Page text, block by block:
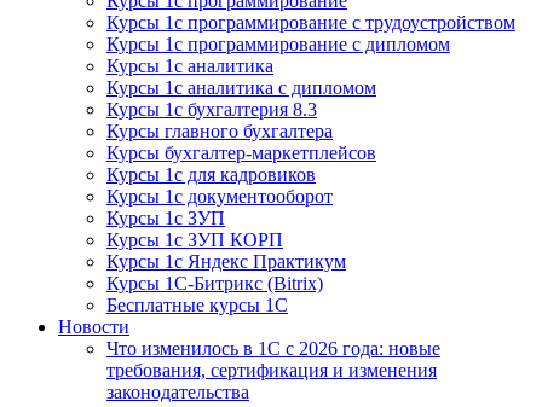
Курсы 1с программирование с трудоустройством
Курсы 1с программирование с дипломом
Курсы 1с аналитика
Курсы 1с аналитика с дипломом
Курсы 1с бухгалтерия 8.3
Курсы главного бухгалтера
Курсы бухгалтер-маркетплейсов
Курсы 1с для кадровиков
Курсы 1с документооборот
Курсы 1с ЗУП
Курсы 1с ЗУП КОРП
Курсы 1с Яндекс Практикум
Курсы 1С-Битрикс (Bitrix)
Бесплатные курсы 1С
Новости
Что изменилось в 1С с 2026 года: новые
требования, сертификация и изменения
законодательства